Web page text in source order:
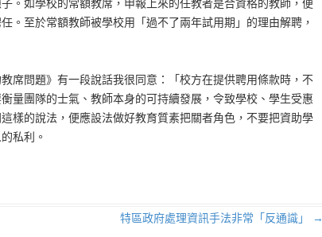
。至於常額教師被學校用「過不了兩年試用期」的理由解聘，
席問題》有一段說話我很同意：「校方在提供聘用條款時，不
量團隊的士氣、教師本身的可持續發展，令致學校、學生受惠
樣的說法，便應設法做好教育質素把關者角色，不要把資助學
私利。
特區政府處理資訊手法非常「反通識」 →